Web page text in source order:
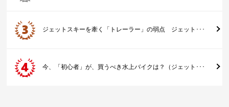
ジェットスキーを牽く「トレーラー」の弱点 ジェット･･･
今、「初心者」が、買うべき水上バイクは？（ジェット･･･